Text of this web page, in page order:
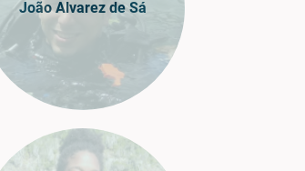
João Alvarez de Sá